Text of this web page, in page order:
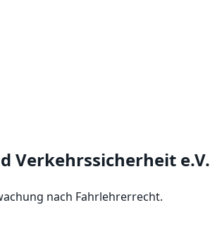
Verkehrssicherheit e.V.
nach Fahrlehrerrecht.